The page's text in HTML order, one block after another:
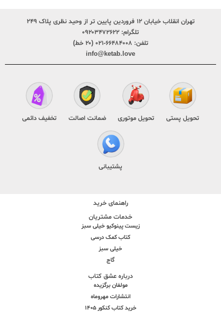
تهران انقلاب خیابان ۱۲ فروردین پایین تر از وحید نظری پلاک ۲۴۹
تلگرام: ۰۹۲۰۳۴۷۲۶۲۲
تلفن: ۶۶۴۸۴۰۰۸-۰۲۱ (۲۰ خط)
info@ketab.love
تحویل پستی تحویل موتوری ضمانت اصالت تخفیف دائمی
پشتیبانی
راهنمای خرید
خدمات مشتریان
زیست پینوکیو خیلی سبز
کتاب کمک درسی
خیلی سبز
گاج
درباره عشق کتاب
مولفان برگزیده
انتشارات مهروماه
خرید کتاب کنکور 1405